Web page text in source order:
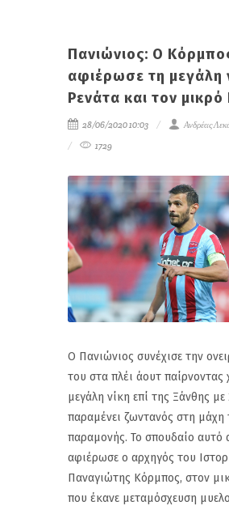
Πανιώνιος: Ο
αφιέρωσε τη μεγάλη
Ρενάτα και τον μικρό
28/06/2020 10:03
Ανδρέας
1729
Ο Πανιώνιος συνέχισε την
του στα πλέι άουτ παίρνοντας
μεγάλη νίκη επί της Ξάνθης με
παραμένει ζωντανός στη μάχη
παραμονής. Το σπουδαίο αυτό
αφιέρωσε ο αρχηγός του
Παναγιώτης Κόρμπος, στον
που έκανε μεταμόσχευση